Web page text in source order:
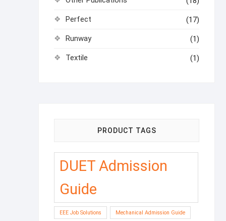
Perfect (17)
Runway (1)
Textile (1)
PRODUCT TAGS
DUET Admission
Guide
EEE Job Solutions Mechanical Admission Guide